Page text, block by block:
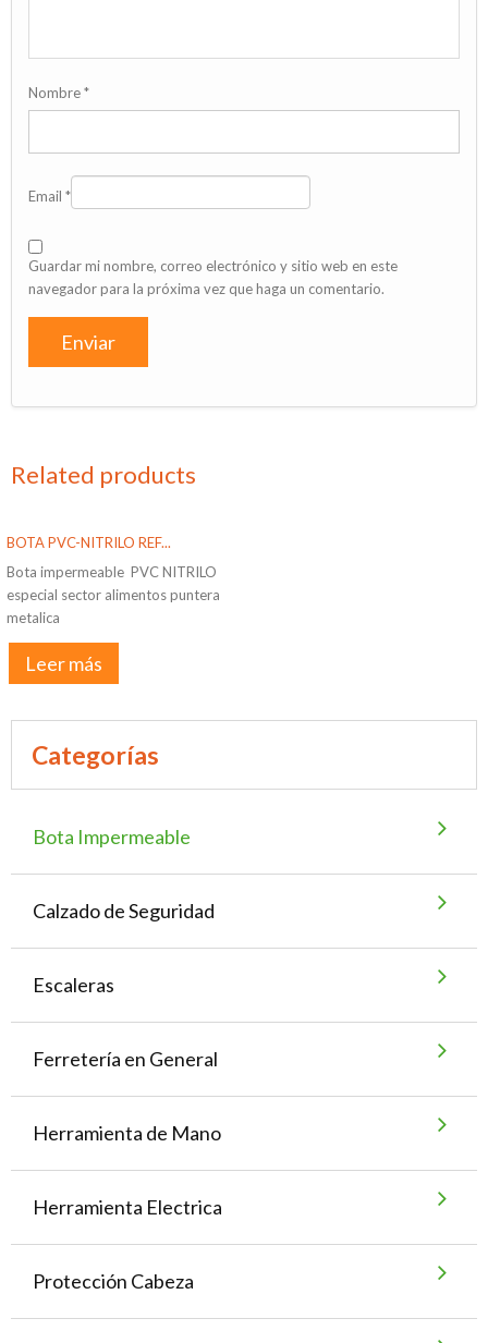
Nombre*
Email *
Guardar mi nombre, correo electrónico y sitio web en este
navegador para la próxima vez que haga un comentario.
Related products
BOTA PVC-NITRILO REF...
Bota impermeable PVC NITRILO
especial sector alimentos puntera
metalica
Leer más
Categorías
Bota Impermeable
Calzado de Seguridad
Escaleras
Ferretería en General
Herramienta de Mano
Herramienta Electrica
Protección Cabeza